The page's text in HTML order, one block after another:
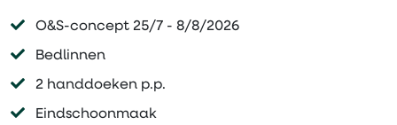
O&S-concept 25/7 - 8/8/2026
Bedlinnen
2 handdoeken p.p.
Eindschoonmaak